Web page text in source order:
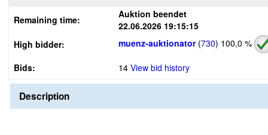
Remaining time:
Auktion beendet
22.06.2026 19:15:15
High bidder:
muenz-auktionator(730) 100,0 %
Bids: 14 View bid history
Description